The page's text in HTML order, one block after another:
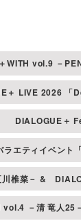
本イ
いま
ホー
お手
失・
貴重
忘れ
車椅
非常
WITH vol.9 －
＋ LIVE 2026 「
DIALOGUE＋
エティイベント
川椎菜－ &
vol.4 －清 竜人